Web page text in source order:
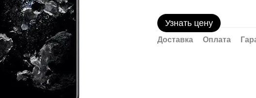
Узнать цену
Доставка Оплата